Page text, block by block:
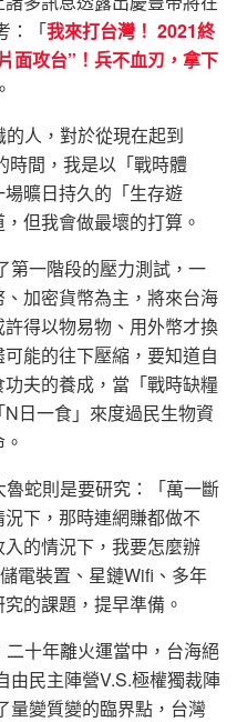
：「我來打台灣！ 2021終
面攻台”！兵不血刃，拿下
人，對於從現在起到
時間，我是以「戰時體
曠日持久的「生存遊
但我會做最壞的打算。
一階段的壓力測試，一
加密貨幣為主，將來台海
得以物易物、用外幣才換
能的往下壓縮，要知道自
夫的養成，當「戰時缺糧
日一食」來度過民生物資
蛇則是要研究：「萬一斷
下，那時連網賺都做不
的情況下，我要怎麼辦
電裝置、星鏈Wifi、多年
的課題，提早準備。
十年離火運當中，台海絕
由民主陣營V.S.極權獨裁陣
量變質變的臨界點，台灣